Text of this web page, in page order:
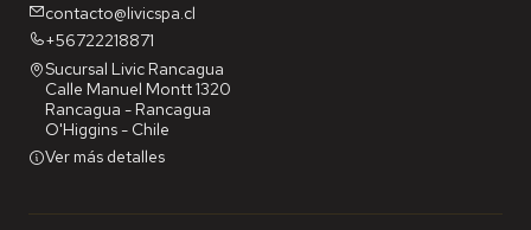
contacto@livicspa.cl
+56722218871
Sucursal Livic Rancagua
Calle Manuel Montt 1320
Rancagua - Rancagua
O'Higgins - Chile
Ver más detalles